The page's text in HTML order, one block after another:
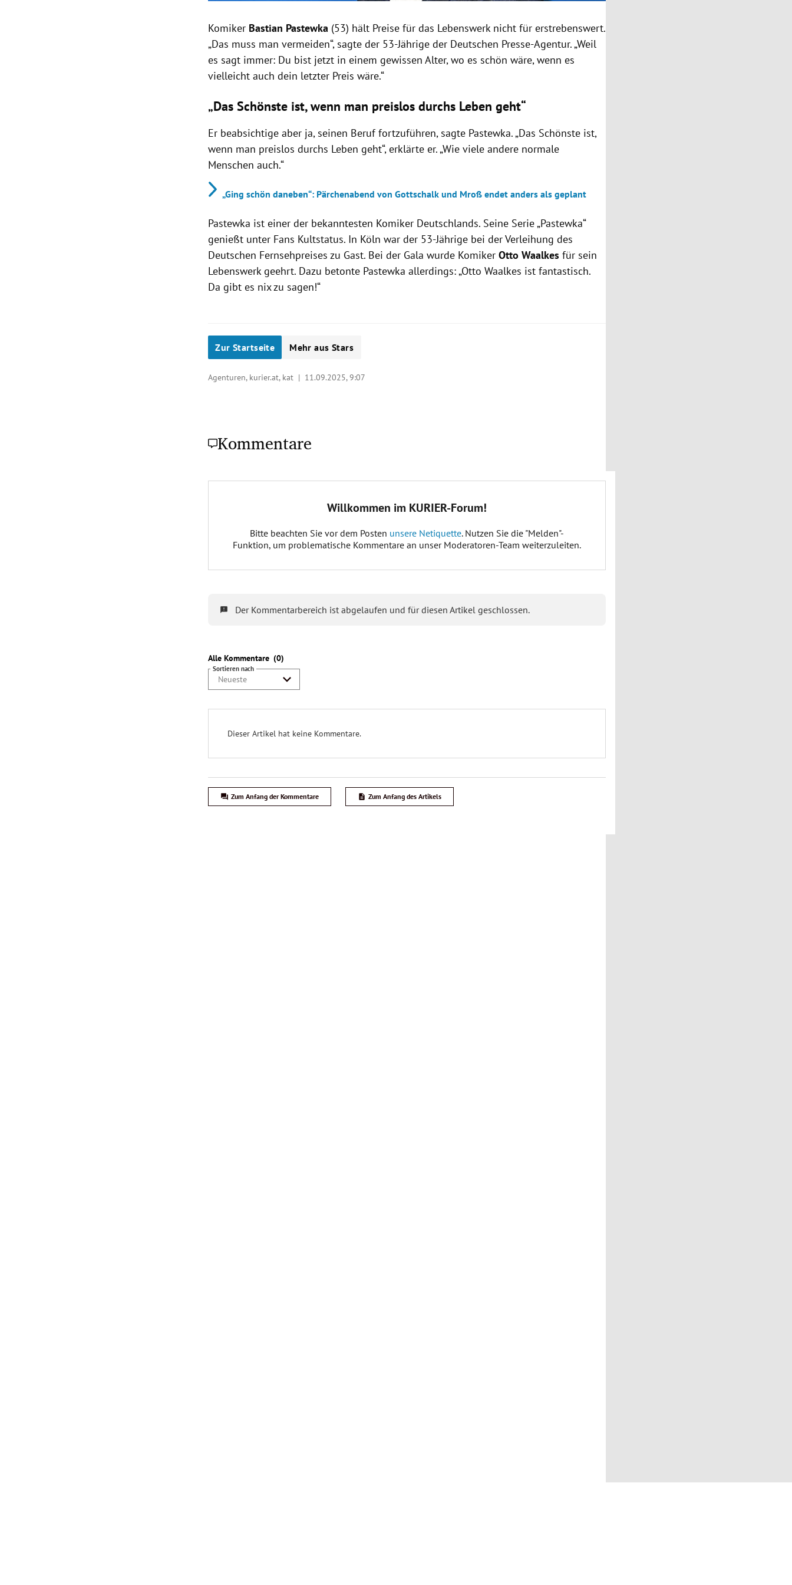
Komiker Bastian Pastewka (53) hält Preise für das Lebenswerk nicht für erstrebenswert.
„Das muss man vermeiden“, sagte der 53-Jährige der Deutschen Presse-Agentur. „Weil
es sagt immer: Du bist jetzt in einem gewissen Alter, wo es schön wäre, wenn es
vielleicht auch dein letzter Preis wäre.“
„Das Schönste ist, wenn man preislos durchs Leben geht“
Er beabsichtige aber ja, seinen Beruf fortzuführen, sagte Pastewka. „Das Schönste ist,
wenn man preislos durchs Leben geht“, erklärte er. „Wie viele andere normale
Menschen auch.“
„Ging schön daneben“: Pärchenabend von Gottschalk und Mroß endet anders als geplant
Pastewka ist einer der bekanntesten Komiker Deutschlands. Seine Serie „Pastewka“
genießt unter Fans Kultstatus. In Köln war der 53-Jährige bei der Verleihung des
Deutschen Fernsehpreises zu Gast. Bei der Gala wurde KomikerOtto Waalkes für sein
Lebenswerk geehrt. Dazu betonte Pastewka allerdings: „Otto Waalkes ist fantastisch.
Da gibt es nix zu sagen!“
Zur Startseite Mehr aus Stars
Agenturen, kurier.at, kat | 11.09.2025, 9:07
Kommentare